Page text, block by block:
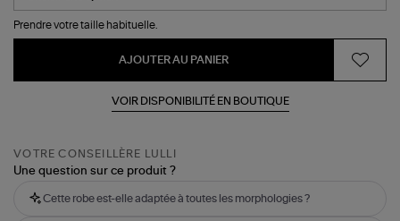
Prendre votre taille habituelle.
AJOUTER AU PANIER
VOIR DISPONIBILITÉ EN BOUTIQUE
VOTRE CONSEILLÈRE LULLI
Une question sur ce produit ?
Cette robe est-elle adaptée à toutes les morphologies ?